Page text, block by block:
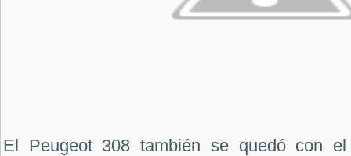
El Peugeot 308 también se quedó con